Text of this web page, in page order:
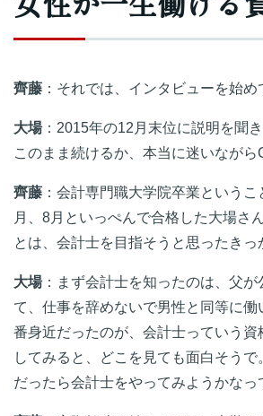
齊藤 ：それでは、インタビューを始
大場：2015年の12月末位に説明を聞
このまま続けるか、本当に迷いながら
齊藤 ：会計専門職大学院卒業という
月、8月といっぺんで合格した大場さ
とは、会計士を目指そうと思ったき
大場：まず会計士を知ったのは、父
て、仕事を辞めないで男性と同等に
番身近だったのが、会計士っていう
してみると、どこを見ても面白そう
だったら会計士をやってみようかなっ